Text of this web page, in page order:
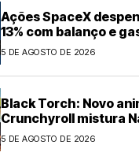
Ações SpaceX
13% com balanço e
em IA
5 DE AGOSTO DE 2026
Black Torch: Novo
Crunchyroll mistura
Chainsaw Man
5 DE AGOSTO DE 2026